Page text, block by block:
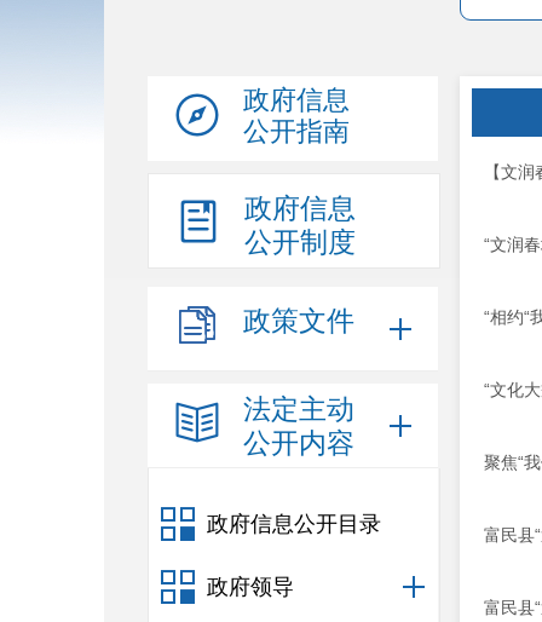
政府信息
公开指南
政府信息
公开制度
政策文件
法定主动
公开内容
政府信息公开目录
政府领导
【文
“文润
“相约“
“文化
聚焦“
富民县
富民县